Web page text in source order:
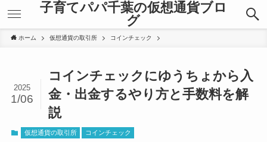
子育てパパ千葉の仮想通貨ブロ
グ
ホーム 仮想通貨の取引所 コインチェック
コインチェックにゆうちょから入
金・出金するやり方と手数料を解
説
2025
1/06
仮想通貨の取引所 コインチェック